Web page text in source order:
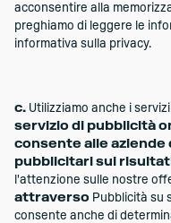
acconsentire alla
preghiamo di leggere le
informativa sulla privacy.
c. Utilizziamo anche i
servizio di pubblicità
consente alle aziende
pubblicitari sui
l'attenzione sulle nostre
attraverso Pubblicità su
consente anche di